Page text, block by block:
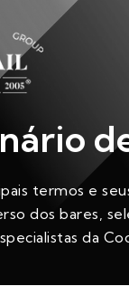
termos e
dos bares,
da